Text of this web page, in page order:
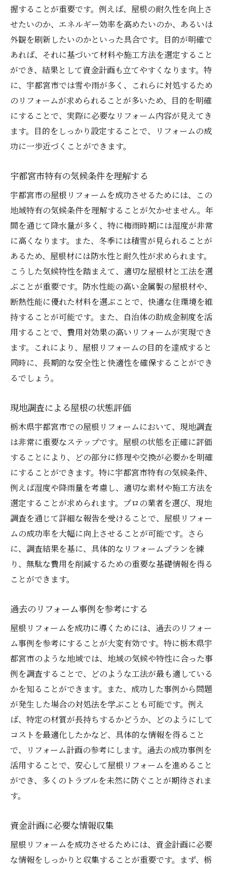
長期的なメンテナンス費用を考慮する
資金計画で差がつく！屋根リフォームの費用対
効果を高める方法
高効率な材料と工法の選定
専門家の意見を活用する
リフォームで価値を高めるアイデア
見積もり比較でコスト削減
保証制度の活用で安心感を得る
未来のランニングコストを見据えた選択
計画の重要性
気候に適したリフォームデザイン
地元特有の問題に対応する方法
季節によるリフォーム適期の見極め
耐久性を高めるための材料選定
気候変動を考慮した将来設計
エコリフォームの可能性を探る
地元業者との連携で実現する効果的な屋根リフ
ォームの資金計画
信頼できる業者の選び方
地元ならではのサービスの活用
業者とのコミュニケーションの重要性
円滑なプロジェクト管理の秘訣
現地調査がもたらす屋根リフォーム資金計画の
透明性と正確性
現地調査の準備と実行方法
調査結果を資金計画に反映する
プロの視点を取り入れた評価
調査に基づくリスク管理
写真とデータで情報を可視化
調査レポートの読み解き方
無駄を省いた屋根リフォーム資金計画で新しい
季節に備える
不要な支出を防ぐための戦略
エネルギー効率を高める施策
リフォーム後のメンテナンス計画
環境に配慮した選択肢の検討
資源の有効利用とリサイクル
成功する屋根リフォーム資金計画で耐久性と美
観を両立させる
デザインと機能性のバランス
最新トレンドを取り入れる方法
長持ちする建材の選び方
プロフェッショナルのアドバイス活用
握することが重要です。例えば、屋根の耐久性を向上さ
せたいのか、エネルギー効率を高めたいのか、あるいは
外観を刷新したいのかといった具合です。目的が明確で
あれば、それに基づいて材料や施工方法を選定すること
ができ、結果として資金計画も立てやすくなります。特
に、宇都宮市では雪や雨が多く、これらに対処するため
のリフォームが求められることが多いため、目的を明確
にすることで、実際に必要なリフォーム内容が見えてき
ます。目的をしっかり設定することで、リフォームの成
功に一歩近づくことができます。
宇都宮市特有の気候条件を理解する
宇都宮市の屋根リフォームを成功させるためには、この
地域特有の気候条件を理解することが欠かせません。年
間を通じて降水量が多く、特に梅雨時期には湿度が非常
に高くなります。また、冬季には積雪が見られることが
あるため、屋根材には防水性と耐久性が求められます。
こうした気候特性を踏まえて、適切な屋根材と工法を選
ぶことが重要です。防水性能の高い金属製の屋根材や、
断熱性能に優れた材料を選ぶことで、快適な住環境を維
持することが可能です。また、自治体の助成金制度を活
用することで、費用対効果の高いリフォームが実現でき
ます。これにより、屋根リフォームの目的を達成すると
同時に、長期的な安全性と快適性を確保することができ
るでしょう。
現地調査による屋根の状態評価
栃木県宇都宮市での屋根リフォームにおいて、現地調査
は非常に重要なステップです。屋根の状態を正確に評価
することにより、どの部分に修理や交換が必要かを明確
にすることができます。特に宇都宮市特有の気候条件、
例えば湿度や降雨量を考慮し、適切な素材や施工方法を
選定することが求められます。プロの業者を選び、現地
調査を通じて詳細な報告を受けることで、屋根リフォー
ムの成功率を大幅に向上させることが可能です。さら
に、調査結果を基に、具体的なリフォームプランを練
り、無駄な費用を削減するための重要な基礎情報を得る
ことができます。
過去のリフォーム事例を参考にする
屋根リフォームを成功に導くためには、過去のリフォー
ム事例を参考にすることが大変有効です。特に栃木県宇
都宮市のような地域では、地域の気候や特性に合った事
例を調査することで、どのような工法が最も適している
かを知ることができます。また、成功した事例から問題
が発生した場合の対処法を学ぶことも可能です。例え
ば、特定の材質が長持ちするかどうか、どのようにして
コストを最適化したかなど、具体的な情報を得ること
で、リフォーム計画の参考にします。過去の成功事例を
活用することで、安心して屋根リフォームを進めること
ができ、多くのトラブルを未然に防ぐことが期待されま
す。
資金計画に必要な情報収集
屋根リフォームを成功させるためには、資金計画に必要
な情報をしっかりと収集することが重要です。まず、栃